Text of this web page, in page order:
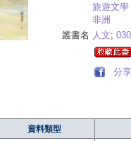
旅遊文學
非洲
叢書名 人文; 030
分
資料類型